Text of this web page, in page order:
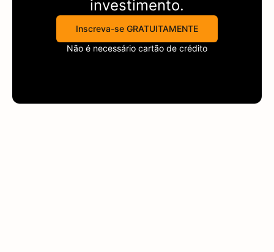
investimento.
Inscreva-se GRATUITAMENTE
Não é necessário cartão de crédito